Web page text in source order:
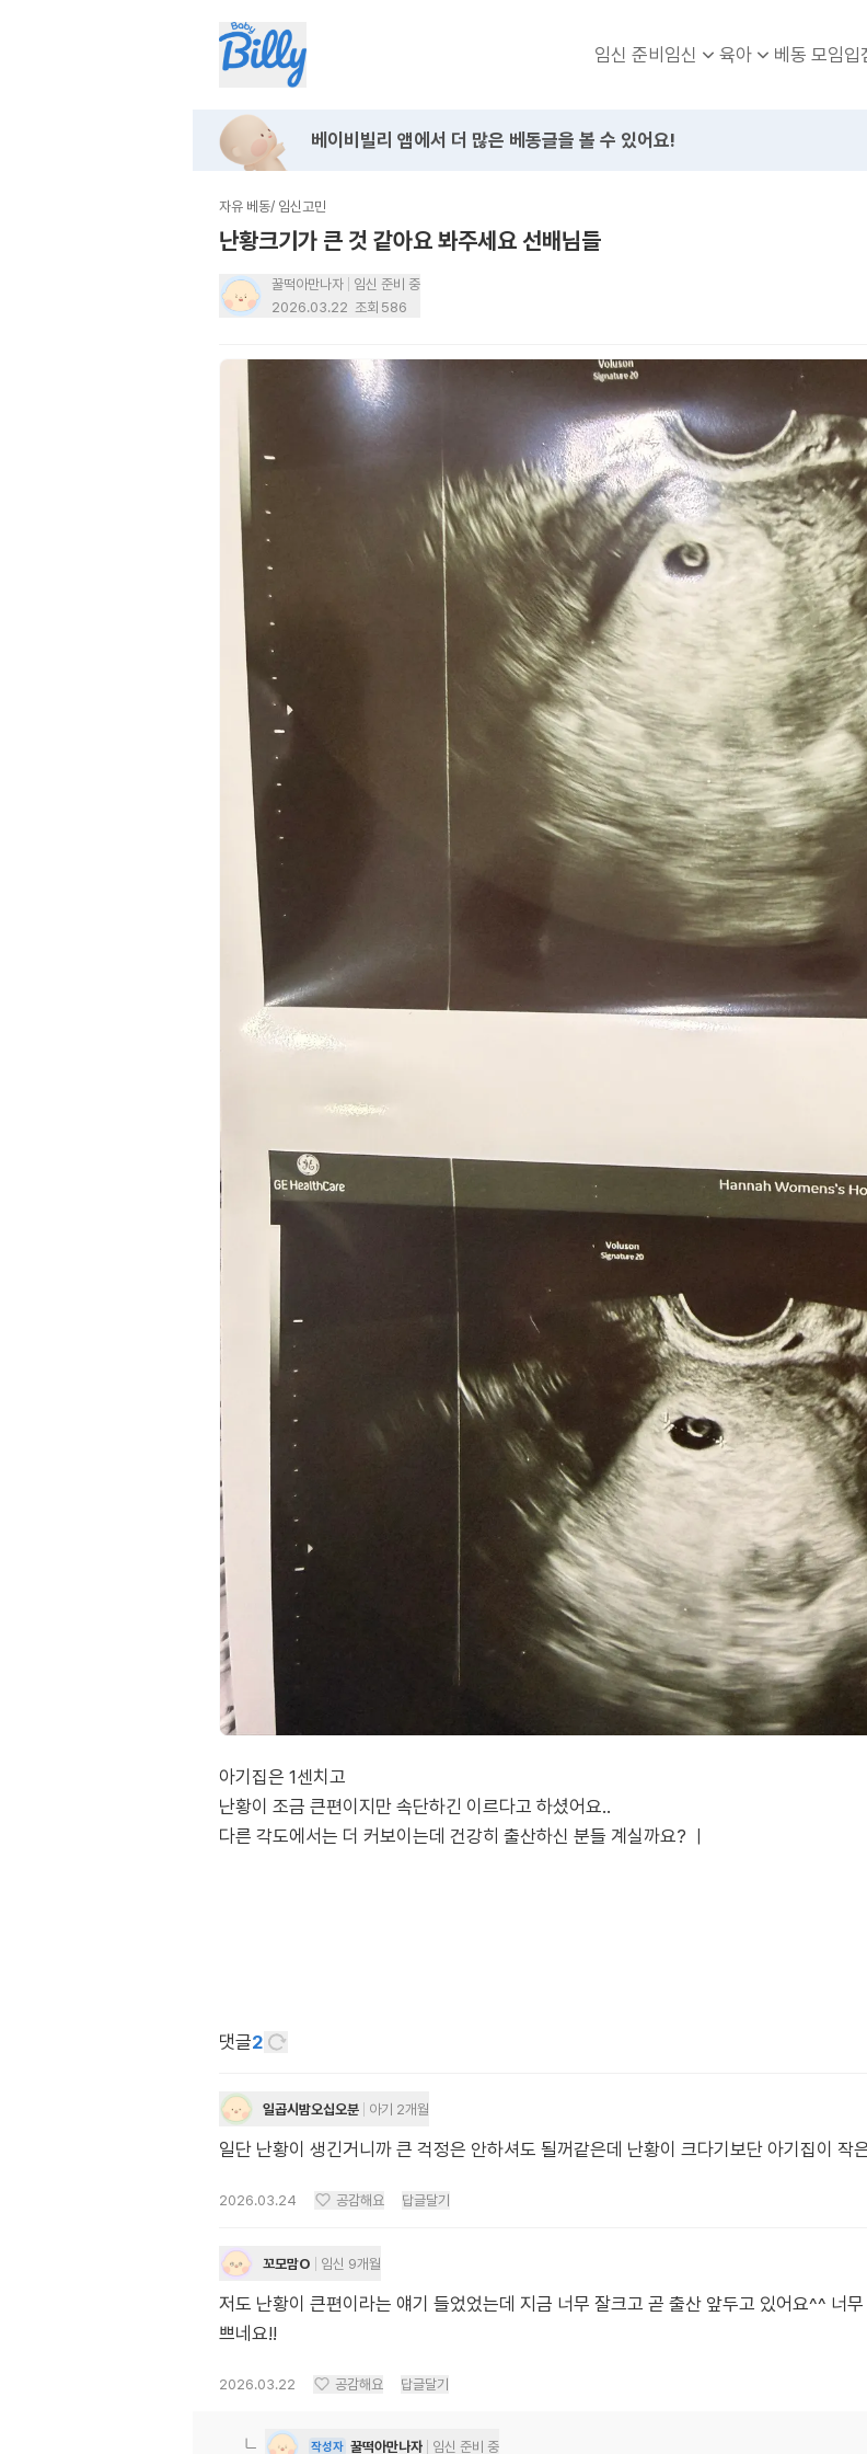
임신 준비임신 육아 베동 모임입
베이비빌리 앱에서 더 많은 베동글을 볼 수 있어요!
자유 베동/ 임신고민
난황크기가 큰 것 같아요 봐주세요 선배님들
꿀떡아만나자
임신 준비 중
2026.03.22 조회 586
아기집은 1센치고
난황이 조금 큰편이지만 속단하긴 이르다고 하셨어요..
다른 각도에서는 더 커보이는데 건강히 출산하신 분들 계실까요? ㅣ
댓글2
일곱시밤오십오분 아기 2개월
일단 난황이 생긴거니까 큰 걱정은 안하셔도 될꺼같은데 난황이 크다기보단 아기집이
2026.03.24 공감해요 답글달기
꼬모맘O 임신 9개월
저도 난황이 큰편이라는 얘기 들었었는데 지금 너무 잘크고 곧 출산 앞두고 있어요^^ 너
쁘네요!!
2026.03.22 공감해요 답글달기
작성자 꿀떡아만나자 임신 준비 중